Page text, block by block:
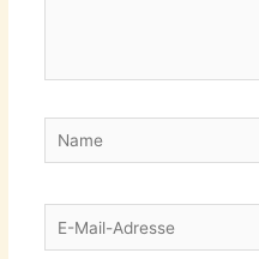
Name
E-
Mail-